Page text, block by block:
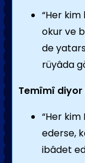
“Her
okur ve
de
rüyâda
Temîmî diyor
“Her
ederse,
ibâdet